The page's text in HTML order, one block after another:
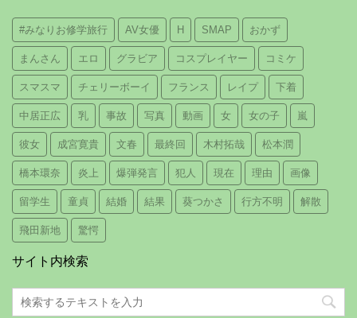
#みなりお修学旅行 AV女優 H SMAP おかず
まんさん エロ グラビア コスプレイヤー コミケ
スマスマ チェリーボーイ フランス レイプ 下着
中居正広 乳 事故 写真 動画 女 女の子 嵐
彼女 成宮寛貴 文春 最終回 木村拓哉 松本潤
橋本環奈 炎上 爆弾発言 犯人 現在 理由 画像
留学生 童貞 結婚 結果 葵つかさ 行方不明 解散
飛田新地 驚愕
サイト内検索